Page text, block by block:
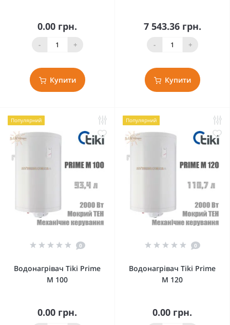
0.00 грн.
- +
Купити
7 543.36 грн.
- +
Купити
Популярний
0
Водонагрівач Tiki Prime
M 100
0.00 грн.
Популярний
0
Водонагрівач Tiki Prime
M 120
0.00 грн.